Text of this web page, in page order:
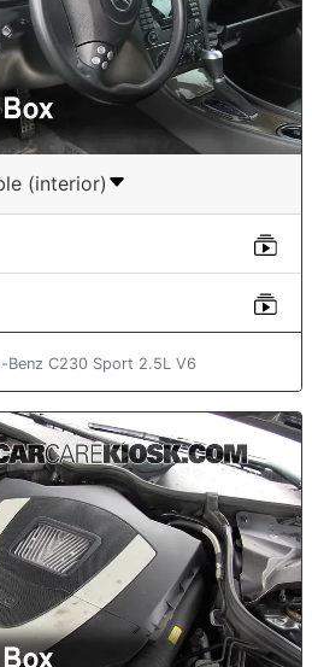
(interior)
Benz C230 Sport 2.5L V6